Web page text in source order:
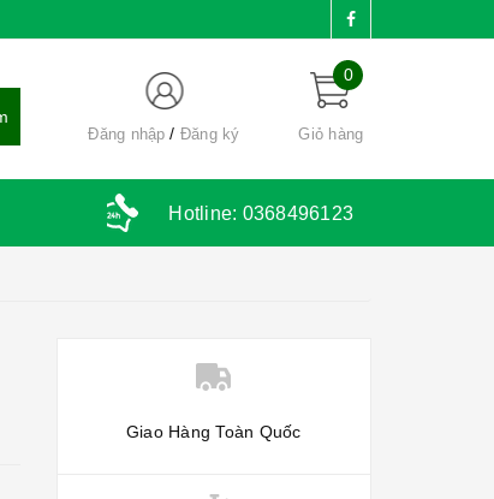
Đăng nhập Đăng ký
0
Giỏ hàng
Hotline: 0368496123
Giao Hàng Toàn Quốc